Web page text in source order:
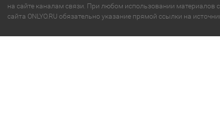
на сайте каналам связи. При любом использовании материалов с
сайта ONLYO.RU обязательно указание прямой ссылки на